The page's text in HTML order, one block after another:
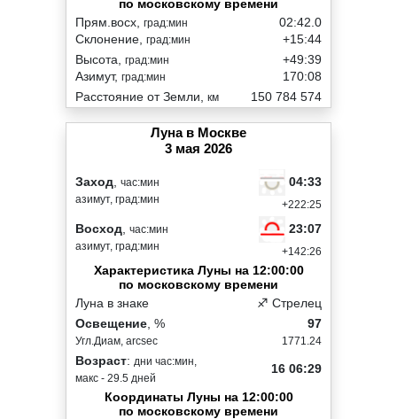
по московскому времени
Прям.восх, град:мин
Склонение, град:мин
02:42.0
+15:44
Высота, град:мин
Азимут, град:мин
+49:39
170:08
Расстояние от Земли, км 150 784 574
Луна в Москве
3 мая 2026
Заход час:мин
азимут, град:мин
04:33
+222:25
Восход час:мин
азимут, град:мин
23:07
+142:26
Характеристика Луны на 12:00:00
по московскому времени
Луна в знаке
♐ Стрелец
Освещение , %
Угл.Диам, arcsec
97
1771.24
Возраст: дни час:мин,
макс - 29.5 дней
16 06:29
Координаты Луны на 12:00:00
по московскому времени